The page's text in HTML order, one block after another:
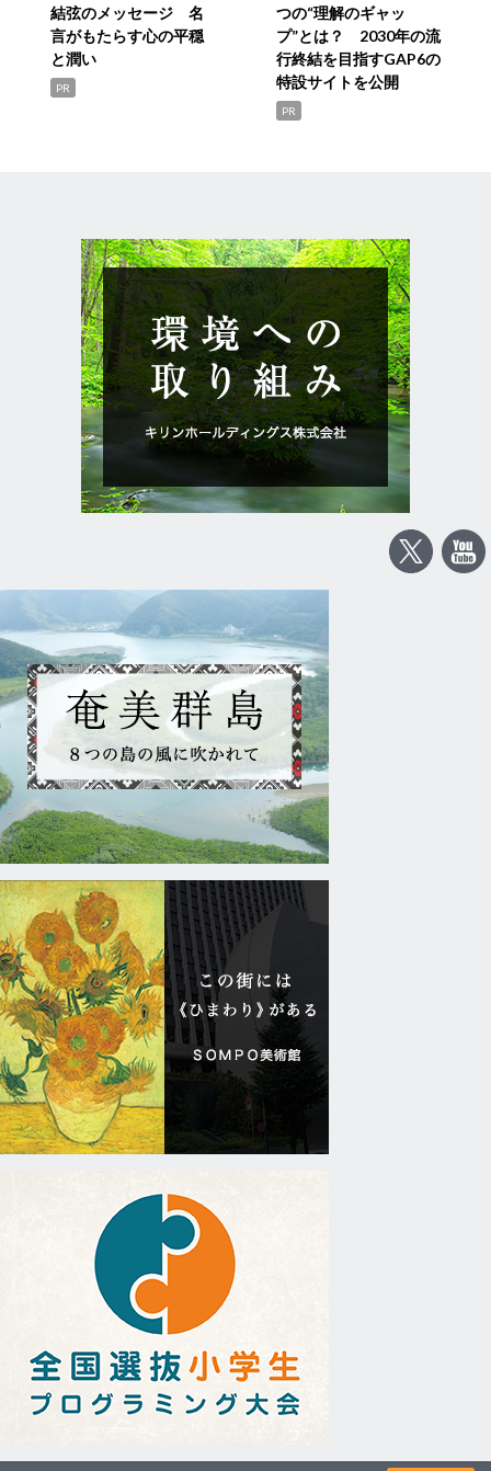
結弦のメッセージ 名
言がもたらす心の平穏
と潤い
PR
つの“理解のギャッ
プ”とは？ 2030年の流
行終結を目指すGAP6の
特設サイトを公開
PR